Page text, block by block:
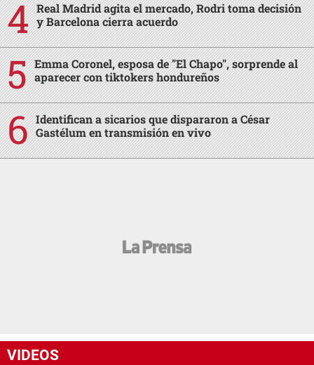
Real Madrid agita el mercado, Rodri toma decisión
y Barcelona cierra acuerdo
Emma Coronel, esposa de "El Chapo", sorprende al
aparecer con tiktokers hondureños
Identifican a sicarios que dispararon a César
Gastélum en transmisión en vivo
VIDEOS